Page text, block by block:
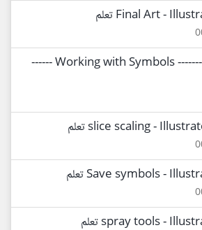
36.01 Working with Symbols -------- 36 ------